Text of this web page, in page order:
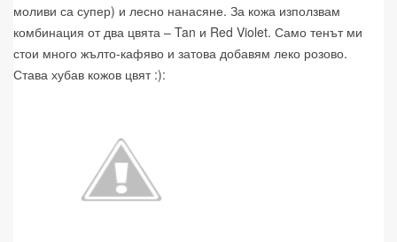
моливи са супер) и лесно нанасяне. За кожа използвам
комбинация от два цвята – Tan и Red Violet. Само тенът ми
стои много жълто-кафяво и затова добавям леко розово.
Става хубав кожов цвят :):